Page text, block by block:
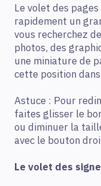
Le volet des
rapidement un
vous recherchez
photos, des
une miniature de
cette position
Astuce : Pour
faites glisser le
ou diminuer la
avec le bouton
Le volet des